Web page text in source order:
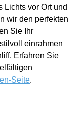
Lichts vor Ort und
wir den perfekten
Sie Ihr
einrahmen
Erfahren Sie
Seite.